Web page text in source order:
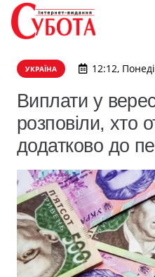
УКРАЇНА 12:12,
Виплати у
розповіли, хто
додатково до